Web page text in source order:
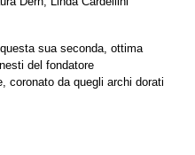
sua seconda, ottima
del fondatore
coronato da quegli archi dorati